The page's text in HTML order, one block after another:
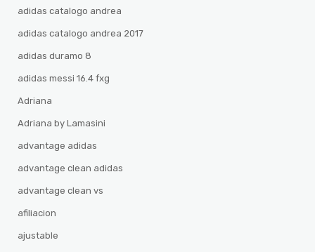
adidas catalogo andrea
adidas catalogo andrea 2017
adidas duramo 8
adidas messi 16.4 fxg
Adriana
Adriana by Lamasini
advantage adidas
advantage clean adidas
advantage clean vs
afiliacion
ajustable